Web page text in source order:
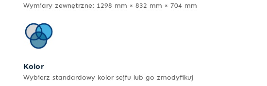
Wymiary zewnętrzne: 1298 mm × 832 mm × 704 mm
Kolor
Wybierz standardowy kolor sejfu lub go zmodyfikuj